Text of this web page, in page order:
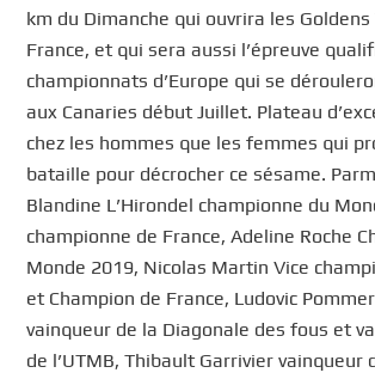
km du Dimanche qui ouvrira les
France, et qui sera aussi l’épreuve
championnats d’Europe qui se
aux Canaries début Juillet. Plateau
chez les hommes que les femmes qui
bataille pour décrocher ce sésame.
Blandine L’Hirondel championne du
championne de France, Adeline Roche
Monde 2019, Nicolas Martin Vice
et Champion de France, Ludovic
vainqueur de la Diagonale des fous et
de l’UTMB, Thibault Garrivier vainqueur